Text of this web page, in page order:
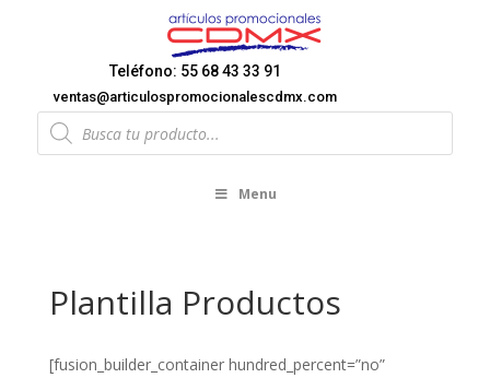
Teléfono: 55 68 43 33 91
ventas@articulospromocionalescdmx.com
Products
search
Menu
Plantilla Productos
[fusion_builder_container hundred_percent=”no”